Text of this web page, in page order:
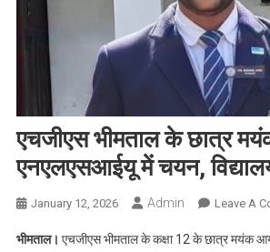
एचजीएस भीमताल के छात्र
एनएलएसआईयू में चयन,
January 12, 2026 Admin Leave A
भीमताल। एचजीएस भीमताल के कक्षा 12 के छात्र मयंक